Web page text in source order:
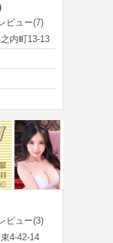
ビュー(7)
内町13-13
ビュー(3)
4-42-14